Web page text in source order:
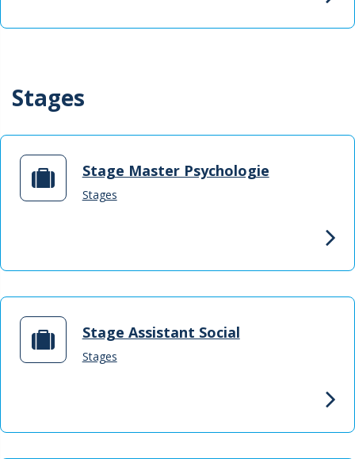
Stages
Stage Master Psychologie
Stages
Stage Assistant Social
Stages